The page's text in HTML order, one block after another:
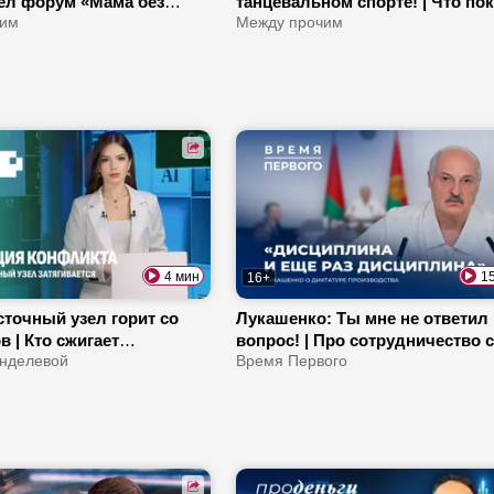
| Какая она –
наш чемпионат? | Почему
Между прочим
4 мин
узел горит со
| Кто сжигает
в Ормузском проливе?
16+
Лукашенко: Ты мне не ответил
вопрос! | Про сотрудничество с
США и подарок от
Время Первого